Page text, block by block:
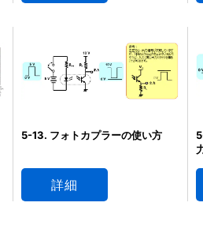
5-13. フォトカプラーの使い方
詳細